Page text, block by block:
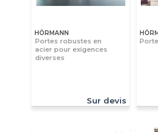
HÖRMANN
Portes robustes en
acier pour exigences
diverses
Sur devis